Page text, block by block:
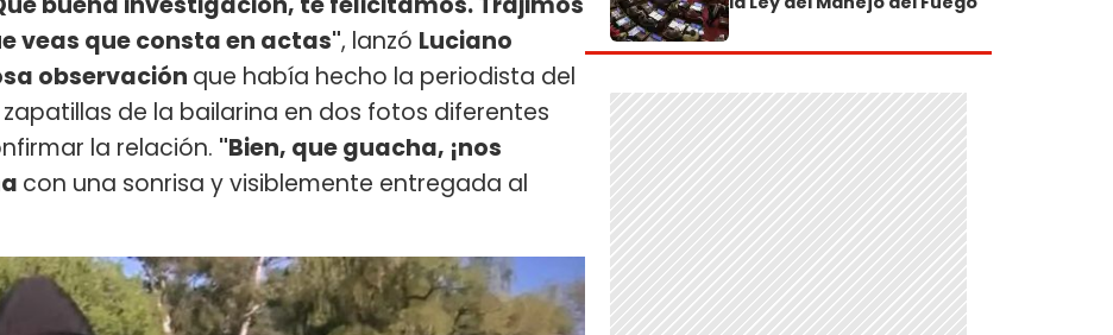
veas que consta en actas", lanzó Luciano
observación que había hecho la periodista del
de la bailarina en dos fotos diferentes
la relación. "Bien, que guacha, ¡nos
con una sonrisa y visiblemente entregada al